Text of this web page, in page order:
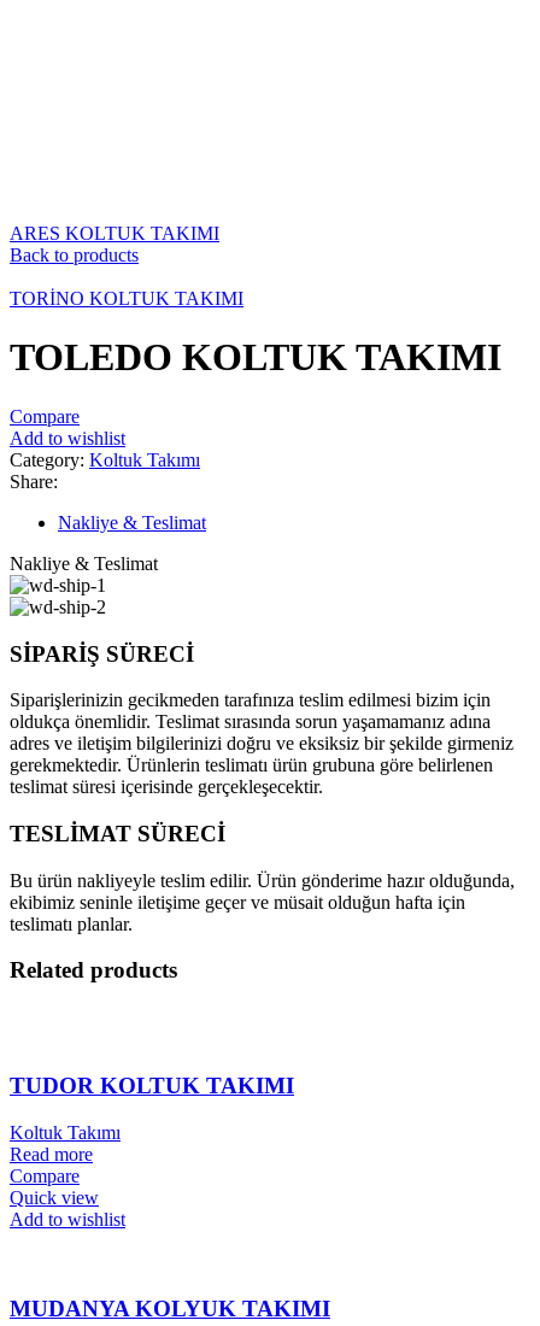
ARES KOLTUK TAKIMI
Back to products
TORİNO KOLTUK TAKIMI
TOLEDO KOLTUK TAKIMI
Compare
Add to wishlist
Category: Koltuk Takımı
Share:
Nakliye & Teslimat
Nakliye & Teslimat
SİPARİŞ SÜRECİ
Siparişlerinizin gecikmeden tarafınıza teslim edilmesi bizim için
oldukça önemlidir. Teslimat sırasında sorun yaşamamanız adına
adres ve iletişim bilgilerinizi doğru ve eksiksiz bir şekilde girmeniz
gerekmektedir. Ürünlerin teslimatı ürün grubuna göre belirlenen
teslimat süresi içerisinde gerçekleşecektir.
TESLİMAT SÜRECİ
Bu ürün nakliyeyle teslim edilir. Ürün gönderime hazır olduğunda,
ekibimiz seninle iletişime geçer ve müsait olduğun hafta için
teslimatı planlar.
Related products
TUDOR KOLTUK TAKIMI
Koltuk Takımı
Read more
Compare
Quick view
Add to wishlist
MUDANYA KOLYUK TAKIMI